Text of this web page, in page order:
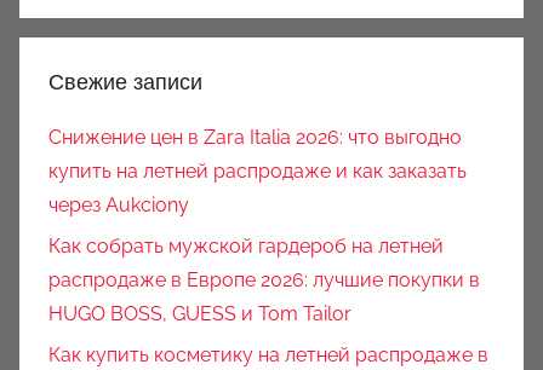
Свежие записи
Снижение цен в Zara Italia 2026: что выгодно
купить на летней распродаже и как заказать
через Aukciony
Как собрать мужской гардероб на летней
распродаже в Европе 2026: лучшие покупки в
HUGO BOSS, GUESS и Tom Tailor
Как купить косметику на летней распродаже в